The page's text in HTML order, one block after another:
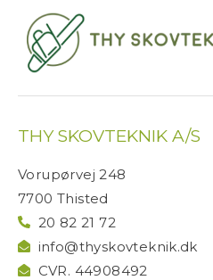
b
o
k
THY SKOVTEKNIK A/S
Vorupørvej 248
7700 Thisted
20 82 21 72
info@thyskovteknik.dk
CVR. 44908492